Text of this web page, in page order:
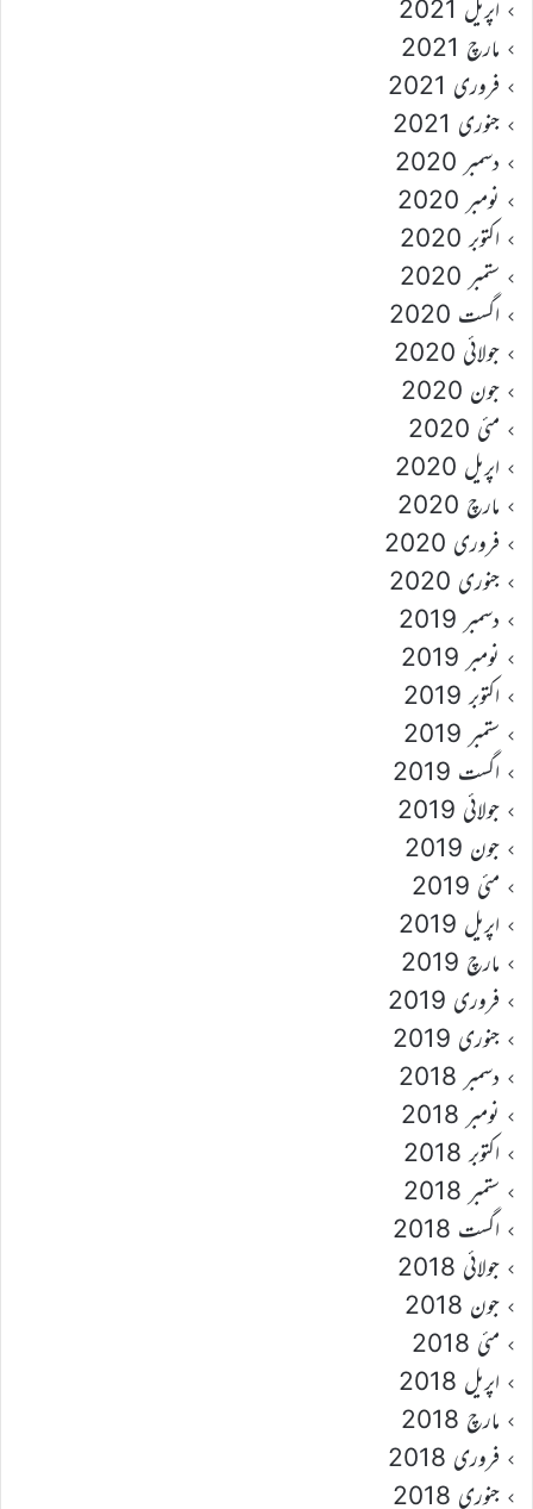
اپریل 2021
مارچ 2021
فروری 2021
جنوری 2021
دسمبر 2020
نومبر 2020
اکتوبر 2020
ستمبر 2020
اگست 2020
جولائی 2020
جون 2020
مئی 2020
اپریل 2020
مارچ 2020
فروری 2020
جنوری 2020
دسمبر 2019
نومبر 2019
اکتوبر 2019
ستمبر 2019
اگست 2019
جولائی 2019
جون 2019
مئی 2019
اپریل 2019
مارچ 2019
فروری 2019
جنوری 2019
دسمبر 2018
نومبر 2018
اکتوبر 2018
ستمبر 2018
اگست 2018
جولائی 2018
جون 2018
مئی 2018
اپریل 2018
مارچ 2018
فروری 2018
جنوری 2018